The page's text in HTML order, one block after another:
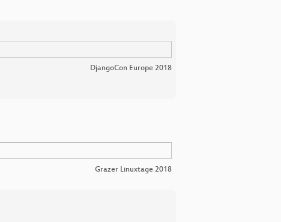
DjangoCon Europe 2018
Grazer Linuxtage 2018